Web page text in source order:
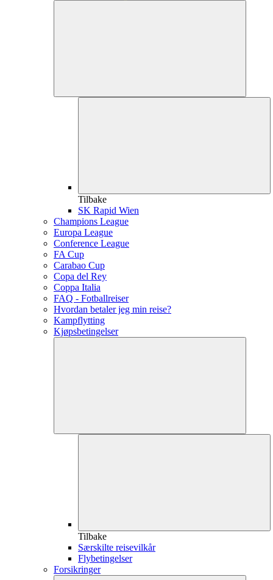
Tilbake
SK Rapid Wien
Champions League
Europa League
Conference League
FA Cup
Carabao Cup
Copa del Rey
Coppa Italia
FAQ - Fotballreiser
Hvordan betaler jeg min reise?
Kampflytting
Kjøpsbetingelser
Tilbake
Særskilte reisevilkår
Flybetingelser
Forsikringer